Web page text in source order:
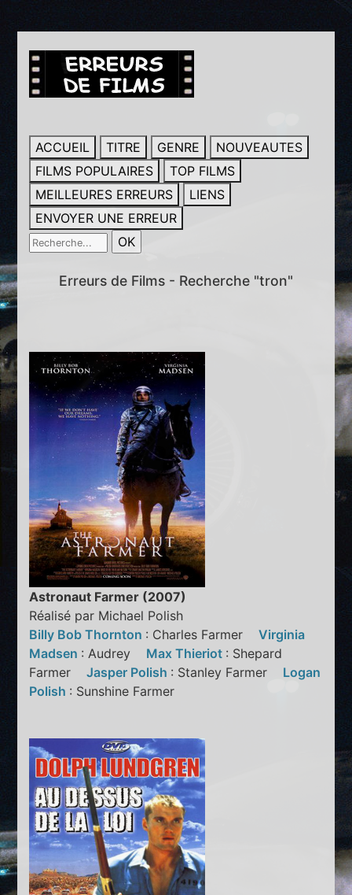
ACCUEIL TITRE GENRE
NOUVEAUTES
FILMS POPULAIRES
TOP FILMS
MEILLEURES ERREURS
LIENS
ENVOYER UNE ERREUR
Erreurs de Films - Recherche "tron"
Astronaut Farmer (2007)
Réalisé par Michael Polish
Billy Bob Thornton : Charles FarmerVirginia
Madsen : Audrey Max Thieriot : Shepard
FarmerJasper Polish : Stanley Farmer Logan
Polish : Sunshine Farmer